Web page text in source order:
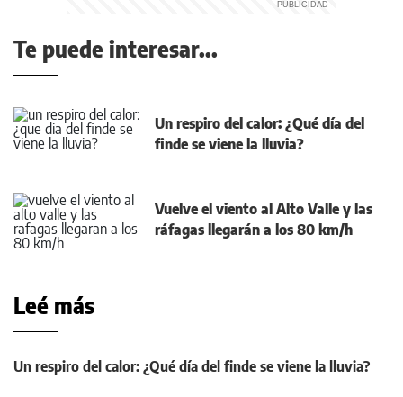
Te puede interesar...
Un respiro del calor: ¿Qué día del
finde se viene la lluvia?
Vuelve el viento al Alto Valle y las
ráfagas llegarán a los 80 km/h
Leé más
Un respiro del calor: ¿Qué día del finde se viene la lluvia?